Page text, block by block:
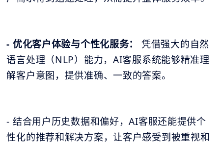
- 优化客户体验与个性化服务：
凭借强大的自然
语言处理（NLP）能力，AI客服系统能够精准理
解客户意图，提供准确、一致的答案。
- 结合用户历史数据和偏好，AI客服还能提供个
性化的推荐和解决方案，让客户感受到被重视和